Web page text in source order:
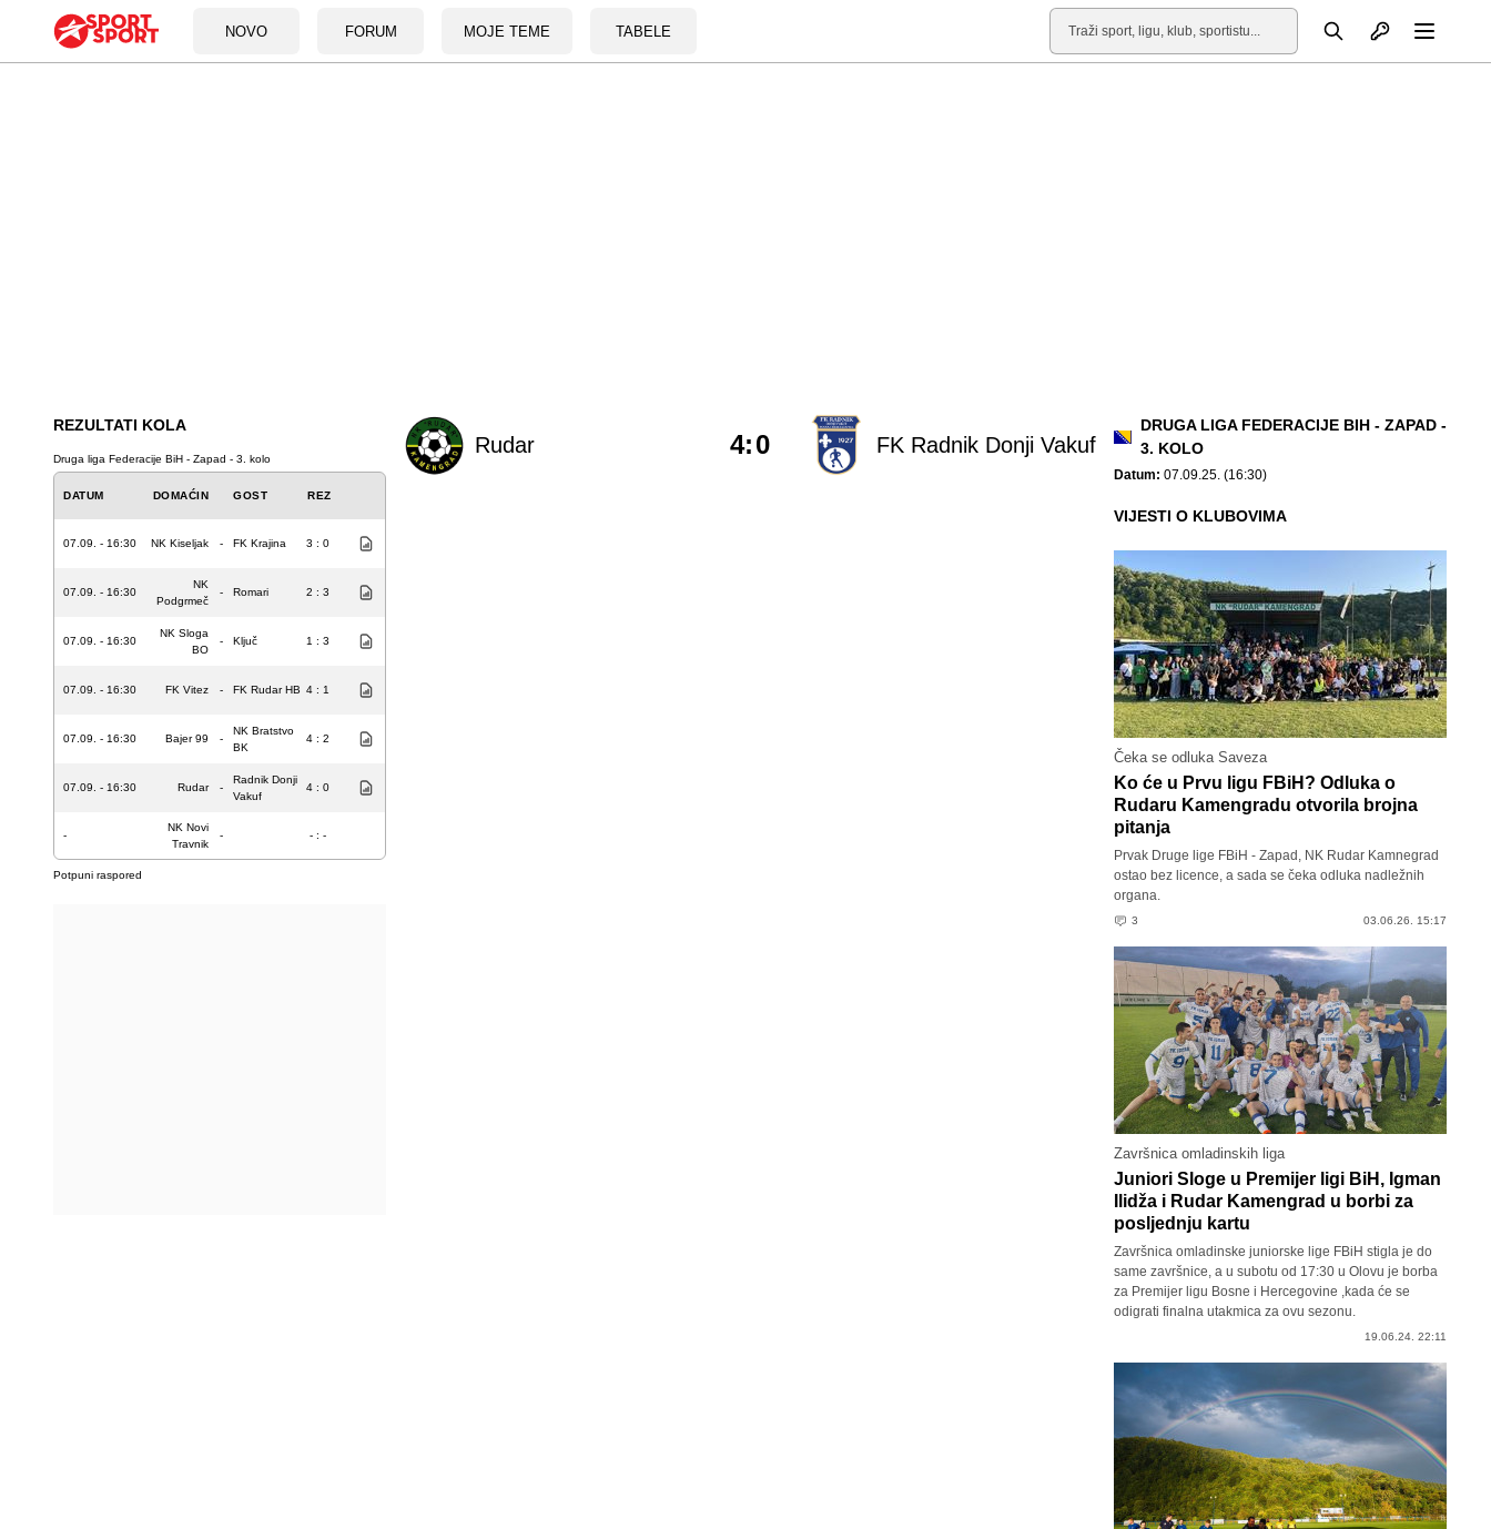
NOVO FORUM MOJE TEME TABELE
Pretraga Otvori profil
REZULTATI KOLA
Druga liga Federacije BiH - Zapad - 3. kolo
DATUM DOMAĆIN GOST REZ
07.09. - 16:30 NK Kiseljak - FK Krajina 3 : 0
07.09. - 16:30
NK
Podgrmeč
- Romari 2 : 3
07.09. - 16:30
NK Sloga
BO
- Ključ 1 : 3
07.09. - 16:30 FK Vitez - FK Rudar HB 4 : 1
07.09. - 16:30 Bajer 99 -
NK Bratstvo
BK
4 : 2
07.09. - 16:30 Rudar -
Radnik Donji
Vakuf
4 : 0
-
NK Novi
Travnik
- - : -
Potpuni raspored
Rudar FK Radnik Donji Vakuf
4:0
DRUGA LIGA FEDERACIJE BIH - ZAPAD -
3. KOLO
Datum: 07.09.25. (16:30)
VIJESTI O KLUBOVIMA
Čeka se odluka Saveza
Ko će u Prvu ligu FBiH? Odluka o
Rudaru Kamengradu otvorila brojna
pitanja
Prvak Druge lige FBiH - Zapad, NK Rudar Kamnegrad
ostao bez licence, a sada se čeka odluka nadležnih
organa.
3 03.06.26. 15:17
Završnica omladinskih liga
Juniori Sloge u Premijer ligi BiH, Igman
Ilidža i Rudar Kamengrad u borbi za
posljednju kartu
Završnica omladinske juniorske lige FBiH stigla je do
same završnice, a u subotu od 17:30 u Olovu je borba
za Premijer ligu Bosne i Hercegovine ,kada će se
odigrati finalna utakmica za ovu sezonu.
19.06.24. 22:11